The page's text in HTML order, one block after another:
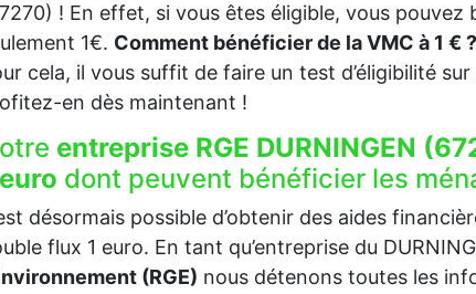
! En effet, si vous êtes éligible, vous pouvez
1€. Comment bénéficier de la VMC à 1 € ?
cela, il vous suffit de faire un test d’éligibilité
en dès maintenant !
entreprise RGE DURNINGEN
dont peuvent bénéficier les
désormais possible d’obtenir des aides
flux 1 euro. En tant qu’entreprise du
(RGE) nous détenons toutes les